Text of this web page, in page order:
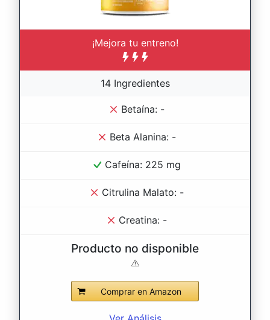
¡Mejora tu entreno!
14 Ingredientes
Betaína: -
Beta Alanina: -
Cafeína: 225 mg
Citrulina Malato: -
Creatina: -
Producto no disponible
Comprar en Amazon